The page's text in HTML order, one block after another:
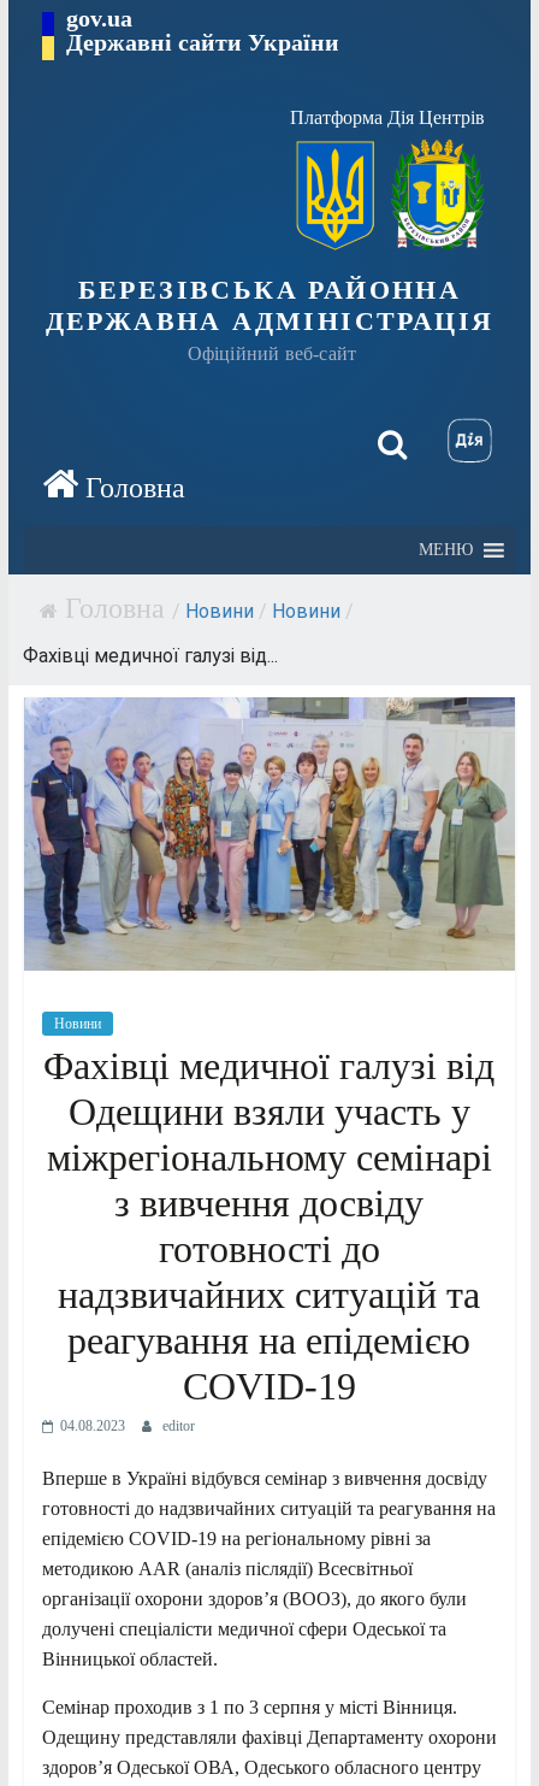
Перейтиgov.ua
Державні сайти України
Платформа Дія Центрів
БЕРЕЗІВСЬКА РАЙОННА
ДЕРЖАВНА АДМІНІСТРАЦІЯ
Офіційний веб-сайт
МЕНЮ
/ Новини / Новини /
Фахівці медичної галузі від...
Новини
Фахівці медичної галузі від
Одещини взяли участь у
міжрегіональному семінарі
з вивчення досвіду
готовності до
надзвичайних ситуацій та
реагування на епідемією
COVID-19
04.08.2023 editor
Вперше в Україні відбувся семінар з вивчення досвіду
готовності до надзвичайних ситуацій та реагування на
епідемією COVID-19 на регіональному рівні за
методикою AAR (аналіз післядії) Всесвітньої
організації охорони здоровʼя (ВООЗ), до якого були
долучені спеціалісти медичної сфери Одеської та
Вінницької областей.
Семінар проходив з 1 по 3 серпня у місті Вінниця.
Одещину представляли фахівці Департаменту охорони
здоровʼя Одеської ОВА, Одеського обласного центру